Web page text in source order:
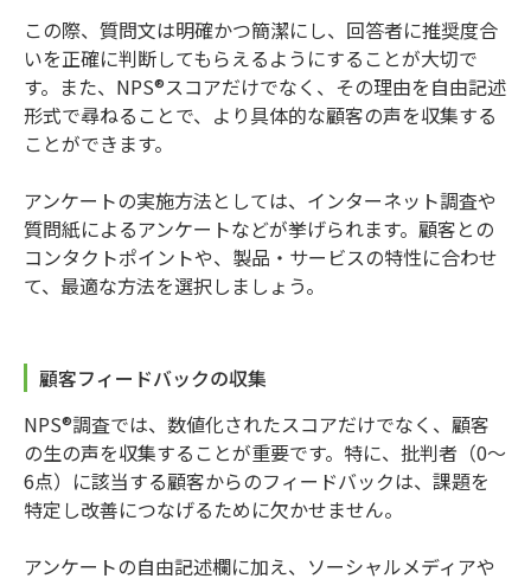
この際、質問文は明確かつ簡潔にし、回答者に推奨度合
いを正確に判断してもらえるようにすることが大切で
す。また、NPS®スコアだけでなく、その理由を自由記述
形式で尋ねることで、より具体的な顧客の声を収集する
ことができます。
アンケートの実施方法としては、インターネット調査や
質問紙によるアンケートなどが挙げられます。顧客との
コンタクトポイントや、製品・サービスの特性に合わせ
て、最適な方法を選択しましょう。
顧客フィードバックの収集
NPS®調査では、数値化されたスコアだけでなく、顧客
の生の声を収集することが重要です。特に、批判者（0〜
6点）に該当する顧客からのフィードバックは、課題を
特定し改善につなげるために欠かせません。
アンケートの自由記述欄に加え、ソーシャルメディアや